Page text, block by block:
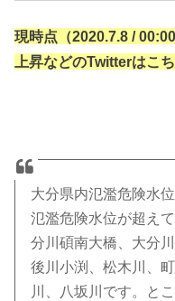
現時点（2020.7.8 /
上昇などのTwitterはこち
大分県内氾濫危険水
氾濫危険水位が超え
分川碩南大橋、大分
後川小渕、松木川、
川、八坂川です。と